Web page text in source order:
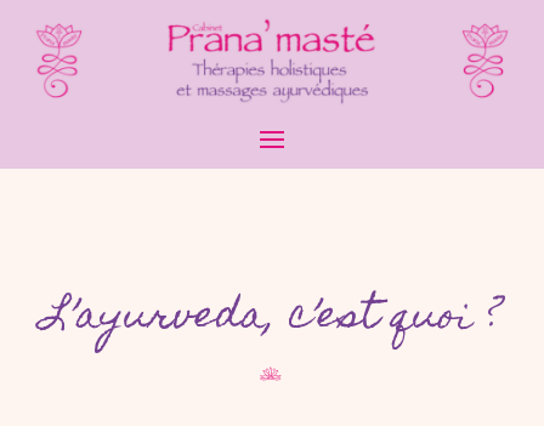
L’ayurveda, c’est quoi ?